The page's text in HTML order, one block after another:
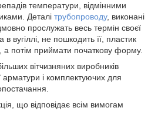
температури, відмінними
Деталі трубопроводу, виконані
прослужать весь термін своєї
вугіллі, не пошкодить її, пластик
потім приймати початкову форму.
вітчизняних виробників
арматури і комплектуючих для
що відповідає всім вимогам